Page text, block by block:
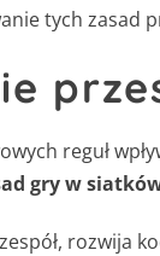
tych zasad
reguł
gry w
rozwija